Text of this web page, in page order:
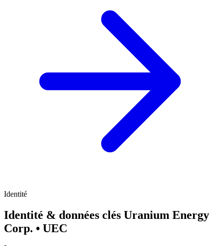
Identité
Identité & données clés Uranium Energy
Corp. • UEC